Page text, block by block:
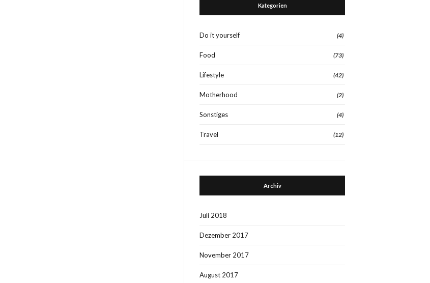
Kategorien
Do it yourself (4)
Food (73)
Lifestyle (42)
Motherhood (2)
Sonstiges (4)
Travel (12)
Archiv
Juli 2018
Dezember 2017
November 2017
August 2017